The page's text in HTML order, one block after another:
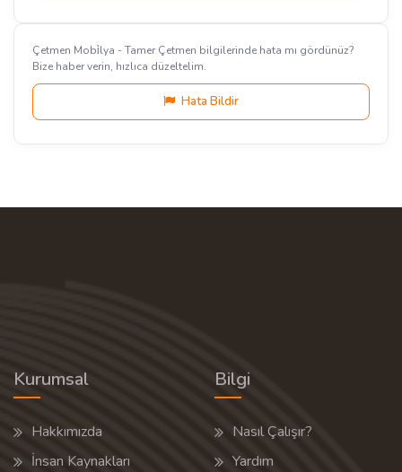
Çetmen Mobi̇lya - Tamer Çetmen bilgilerinde hata mı gördünüz?
Bize haber verin, hızlıca düzeltelim.
Hata Bildir
Kurumsal
Hakkımızda
İnsan Kaynakları
Bilgi
Nasıl Çalışır?
Yardım